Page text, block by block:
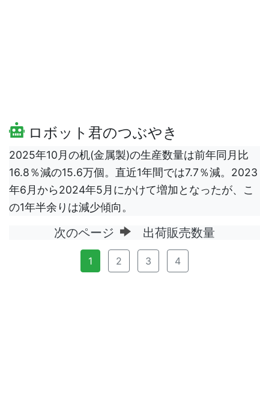
ロボット君のつぶやき
2025年10月の机(金属製)の生産数量は前年同月比
16.8％減の15.6万個。直近1年間では7.7％減。2023
年6月から2024年5月にかけて増加となったが、こ
の1年半余りは減少傾向。
次のページ 出荷販売数量
1 2 3 4